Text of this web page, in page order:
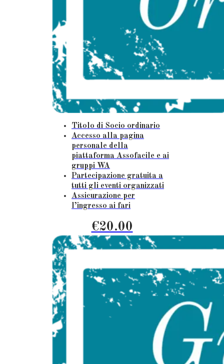
Titolo di Socio ordinario
Accesso alla pagina
personale della
piattaforma Assofacile e ai
gruppi WA
Partecipazione gratuita a
tutti gli eventi organizzati
Assicurazione per
l’ingresso ai fari
€20.00